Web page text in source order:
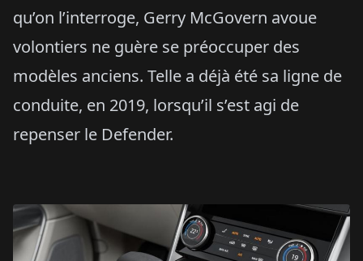
qu’on l’interroge, Gerry McGovern avoue
volontiers ne guère se préoccuper des
modèles anciens. Telle a déjà été sa ligne de
conduite, en 2019, lorsqu’il s’est agi de
repenser le Defender.